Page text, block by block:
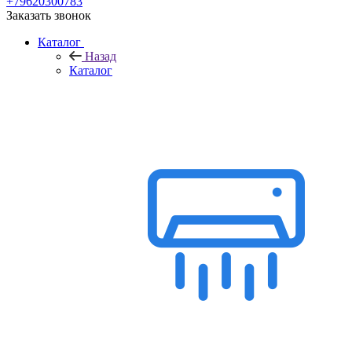
Заказать звонок
Каталог
Назад
Каталог